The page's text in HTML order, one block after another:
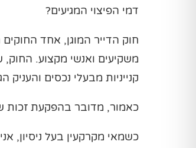
דמי הפיצוי המגיעים?
חוק הדייר המוגן, אחד
משקיעים ואנשי מקצוע.
קנייניות מבעלי נכסים והעניק
כאמור, מדובר בהפקעת זכות
כשמאי מקרקעין בעל ניסיון,